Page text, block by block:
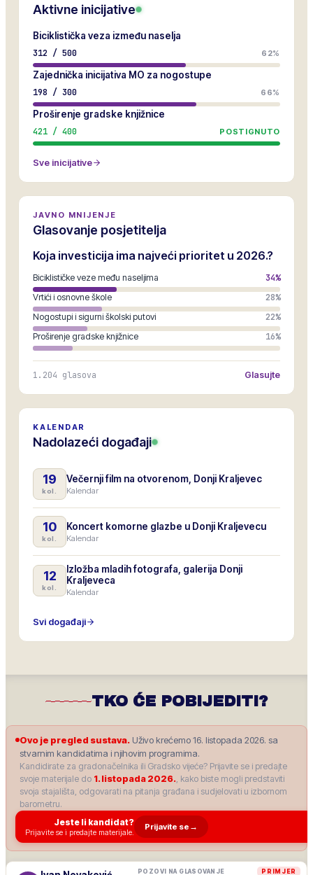
Aktivne inicijative
Biciklistička veza između naselja
312 / 500 62%
Zajednička inicijativa MO za nogostupe
198 / 300 66%
Proširenje gradske knjižnice
421 / 400 POSTIGNUTO
Sve inicijative
JAVNO MNIJENJE
Glasovanje posjetitelja
Koja investicija ima najveći prioritet u 2026.?
Biciklističke veze među naseljima 34%
Vrtići i osnovne škole 28%
Nogostupi i sigurni školski putovi 22%
Proširenje gradske knjižnice 16%
1.204 glasova Glasujte
KALENDAR
Nadolazeći događaji
19
kol.
Večernji film na otvorenom, Donji Kraljevec
Kalendar
10
kol.
Koncert komorne glazbe u Donji Kraljevecu
Kalendar
12
kol.
Izložba mladih fotografa, galerija Donji
Kraljeveca
Kalendar
Svi događaji
TKO ĆE POBIJEDITI?
Ovo je pregled sustava. Uživo krećemo 16. listopada 2026. sa
stvarnim kandidatima i njihovim programima.
Kandidirate za gradonačelnika ili Gradsko vijeće? Prijavite se i predajte
svoje materijale do 1. listopada 2026., kako biste mogli predstaviti
svoja stajališta, odgovarati na pitanja građana i sudjelovati u izbornom
barometru.
Jeste li kandidat?
Prijavite se i predajte materijale.
Prijavite se →
PRIMJER
POZOVI NA GLASOVANJE